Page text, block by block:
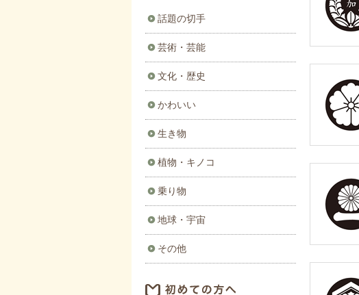
話題の切手
芸術・芸能
文化・歴史
かわいい
生き物
植物・キノコ
乗り物
地球・宇宙
その他